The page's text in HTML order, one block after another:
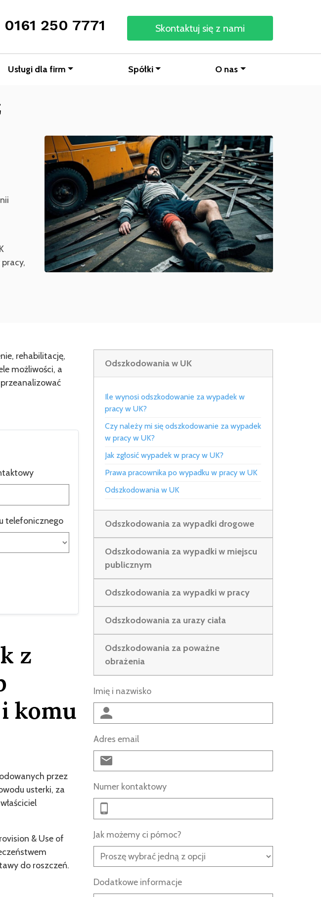
0161 250 7771 Skontaktuj się z nami
Usługi dla firm Spółki O nas
rehabilitację,
możliwości, a
telefonicznego
z
komu
przez
usterki, za
& Use of
do roszczeń.
Odszkodowania w UK
Ile wynosi odszkodowanie za wypadek w
pracy w UK?
Czy należy mi się odszkodowanie za wypadek
w pracy w UK?
Jak zgłosić wypadek w pracy w UK?
Prawa pracownika po wypadku w pracy w UK
Odszkodowania w UK
Odszkodowania za wypadki drogowe
Odszkodowania za wypadki w miejscu
publicznym
Odszkodowania za wypadki w pracy
Odszkodowania za urazy ciała
Odszkodowania za poważne
obrażenia
Imię i nazwisko
Adres email
Numer kontaktowy
Jak możemy ci pómoc?
Dodatkowe informacje